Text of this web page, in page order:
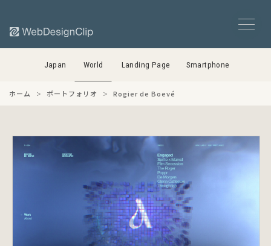
Japan World Landing Page Smartphone
ホーム ポートフォリオ Rogier de Boevé